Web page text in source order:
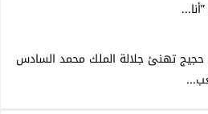
تهنئ جلالة الملك محمد السادس